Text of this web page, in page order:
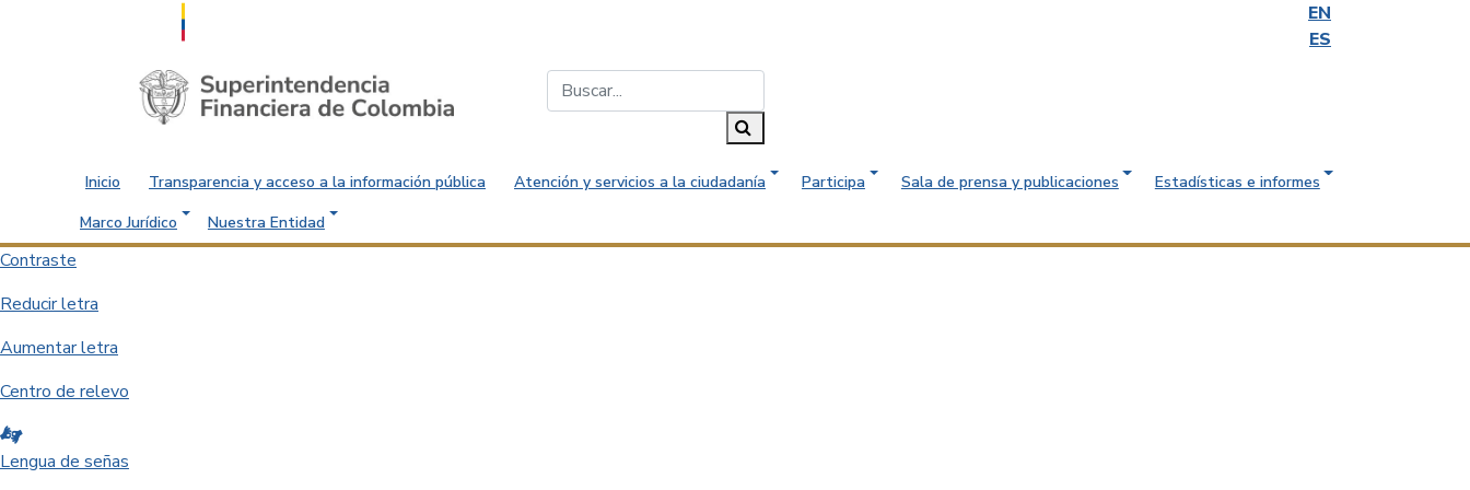
EN
ES
Saltar al contenido principal
Inicio Transparencia y acceso a la información pública Atención y servicios a la ciudadanía Participa Sala de prensa y publicaciones
Estadísticas e informes
Marco Jurídico
Nuestra Entidad
Contraste
Reducir letra
Aumentar letra
Centro de relevo
Lengua de señas